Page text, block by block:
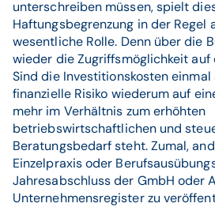
unterschreiben müssen, spielt
Haftungsbegrenzung in der Regel
wesentliche Rolle. Denn über die
wieder die Zugriffsmöglichkeit auf
Sind die Investitionskosten
finanzielle Risiko wiederum auf
mehr im Verhältnis zum erhöhten
betriebswirtschaftlichen und
Beratungsbedarf steht. Zumal,
Einzelpraxis oder
Jahresabschluss der GmbH oder
Unternehmensregister zu